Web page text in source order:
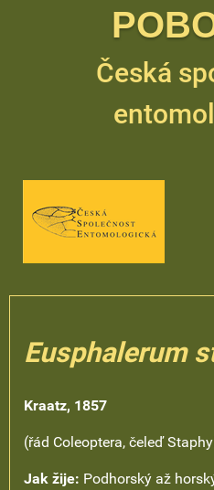
Česká
Eusphalerum
Kraatz, 1857
(řád Coleoptera, čeleď
Jak žije: Podhorský až